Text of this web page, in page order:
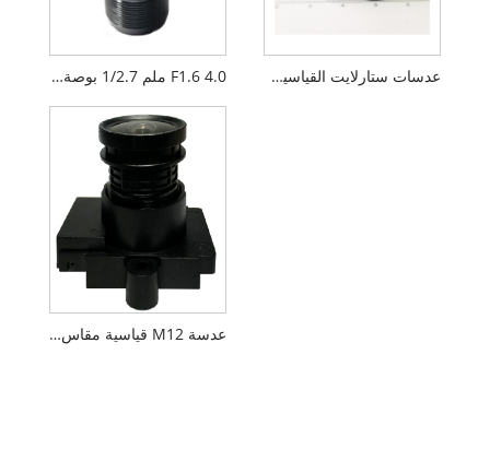
F1.6 4.0 ملم 1/2.7 بوصة عدسة M12 ستارلايت القياسية عدسات ستارلايت القياسية M12 F1.6 مقاس 4 ملم و5 ميجابكسل
عدسة M12 قياسية مقاس 2.8 مم مقاس 1/2.7 بوصة PL099